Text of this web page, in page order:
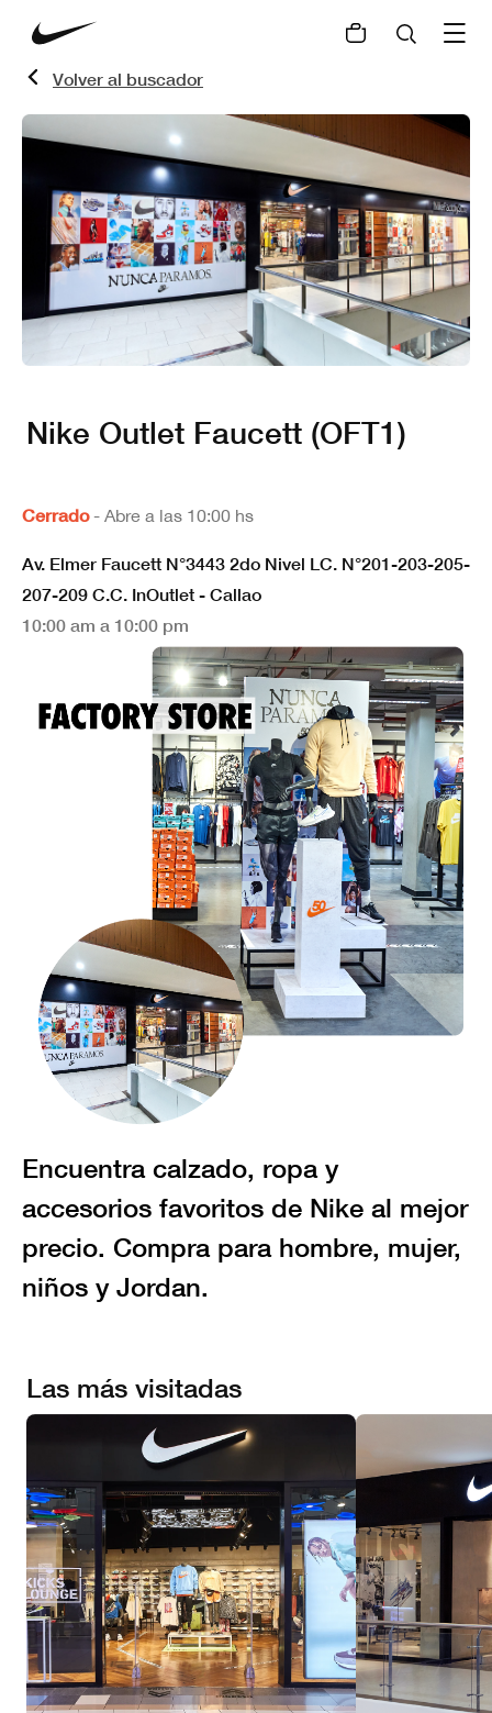
Volver al buscador
Nike Outlet Faucett (OFT1)
Cerrado- Abre a las 10:00 hs
Av. Elmer Faucett N°3443 2do Nivel LC. N°201-203-205-
207-209 C.C. InOutlet - Callao
10:00 am a 10:00 pm
Encuentra calzado, ropa y
accesorios favoritos de Nike al mejor
precio. Compra para hombre, mujer,
niños y Jordan.
Las más visitadas